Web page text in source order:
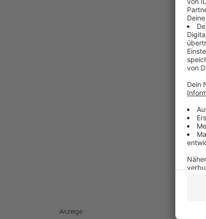
Anzeige